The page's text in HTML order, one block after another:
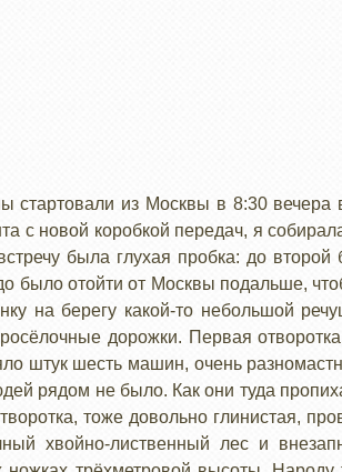
стартовали из Москвы в 8:30 вечера
с новой коробкой передач, я
была глухая пробка: до второй
было отойти от Москвы подальше,
на берегу какой-то небольшой
дорожки. Первая
штук шесть машин, очень
рядом не было. Как они туда
тоже довольно глинистая,
хвойно-лиственный лес и